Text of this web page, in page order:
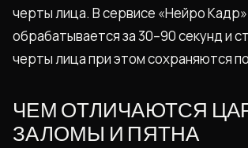
черты лица. В сервисе «Нейро
обрабатывается за 30–90 секунд и
черты лица при этом сохраняются
ЧЕМ ОТЛИЧАЮТСЯ
ЗАЛОМЫ И ПЯТНА